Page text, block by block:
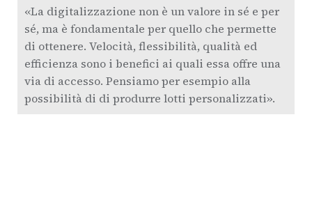
«La digitalizzazione non è un valore in sé e per
sé, ma è fondamentale per quello che permette
di ottenere. Velocità, flessibilità, qualità ed
efficienza sono i benefici ai quali essa offre una
via di accesso. Pensiamo per esempio alla
possibilità di di produrre lotti personalizzati».